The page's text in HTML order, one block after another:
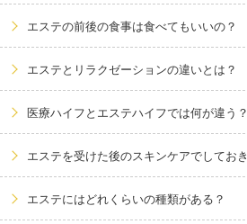
エステの前後の食事は食べてもいいの？
エステとリラクゼーションの違いとは？
医療ハイフとエステハイフでは何が違う？
エステを受けた後のスキンケアでしてお
エステにはどれくらいの種類がある？